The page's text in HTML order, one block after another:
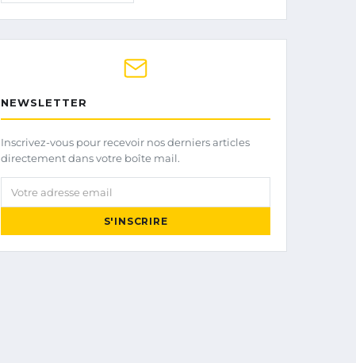
NEWSLETTER
Inscrivez-vous pour recevoir nos derniers articles
directement dans votre boîte mail.
Votre adresse email
S'INSCRIRE